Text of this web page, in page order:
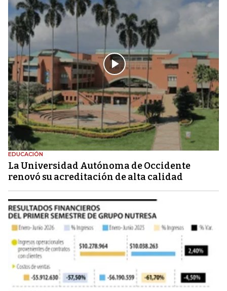
EDUCACIÓN
La Universidad Autónoma de Occidente
renovó su acreditación de alta calidad